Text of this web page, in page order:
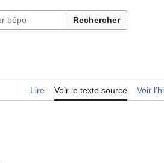
Rechercher
Lire Voir le texte source Voir